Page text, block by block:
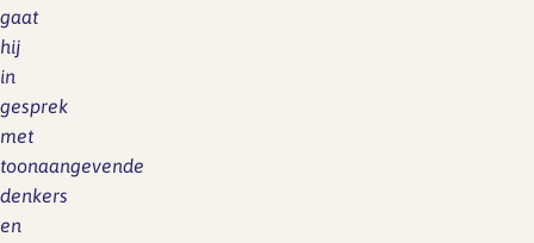
gaat
hij
in
gesprek
met
toonaangevende
denkers
en